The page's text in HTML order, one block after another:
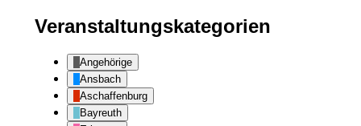
Veranstaltungskategorien
Angehörige
Ansbach
Aschaffenburg
Bayreuth